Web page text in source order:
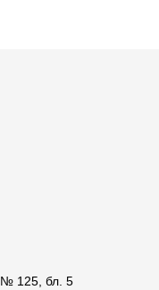
№ 125, бл. 5